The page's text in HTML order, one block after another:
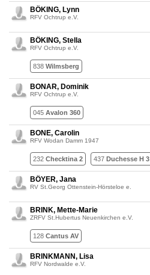
BÖKING, Lynn
RFV Ochtrup e.V.
BÖKING, Stella
RFV Ochtrup e.V.
838 Wilmsberg
BONAR, Dominik
RFV Ochtrup e.V.
045 Avalon 360
BONE, Carolin
RFV Wodan Damm 1947
232 Checktina 2 437 Duchesse H 3
BÖYER, Jana
RV St.Georg Ottenstein-Hörsteloe e.
BRINK, Mette-Marie
ZRFV St.Hubertus Neuenkirchen e.V.
128 Cantus AV
BRINKMANN, Lisa
RFV Nordwalde e.V.